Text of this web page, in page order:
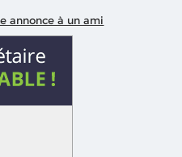
annonce à un ami